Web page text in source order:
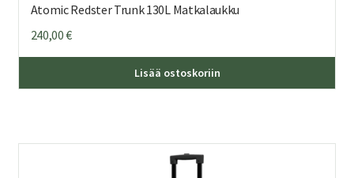
Atomic Redster Trunk 130L Matkalaukku
240,00€
Lisää ostoskoriin